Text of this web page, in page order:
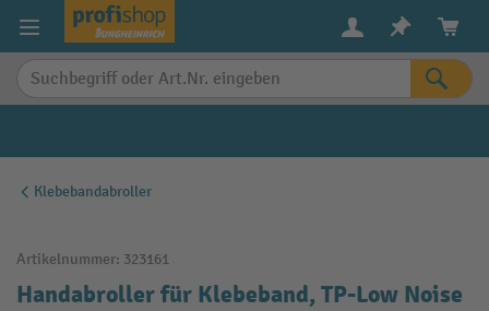
springen
Klebebandabroller
Artikelnummer: 323161
Handabroller für Klebeband, TP-Low Noise